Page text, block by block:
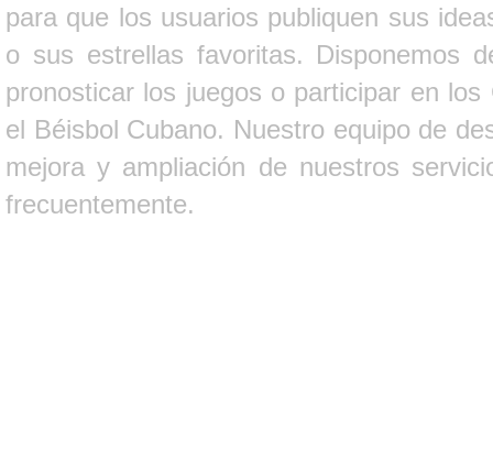
para que los usuarios publiquen sus
o sus estrellas favoritas. Disponemos
pronosticar los juegos o participar en
el Béisbol Cubano. Nuestro equipo de
mejora y ampliación de nuestros
frecuentemente.